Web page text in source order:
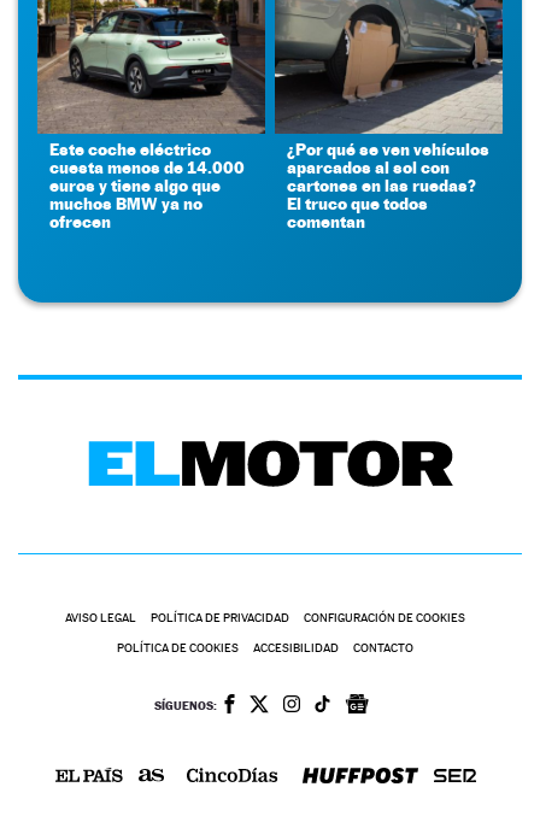
Este coche eléctrico
cuesta menos de 14.000
euros y tiene algo que
muchos BMW ya no
ofrecen
¿Por qué se ven vehículos
aparcados al sol con
cartones en las ruedas?
El truco que todos
comentan
AVISO LEGAL POLÍTICA DE PRIVACIDAD CONFIGURACIÓN DE COOKIES
POLÍTICA DE COOKIES ACCESIBILIDAD CONTACTO
SÍGUENOS: